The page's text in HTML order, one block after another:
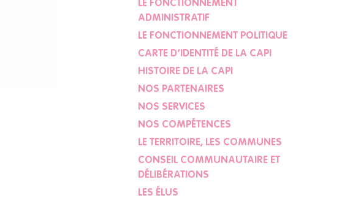
LE FONCTIONNEMENT
ADMINISTRATIF
LE FONCTIONNEMENT POLITIQUE
CARTE D’IDENTITÉ DE LA CAPI
HISTOIRE DE LA CAPI
NOS PARTENAIRES
NOS SERVICES
NOS COMPÉTENCES
LE TERRITOIRE, LES COMMUNES
CONSEIL COMMUNAUTAIRE ET
DÉLIBÉRATIONS
LES ÉLUS